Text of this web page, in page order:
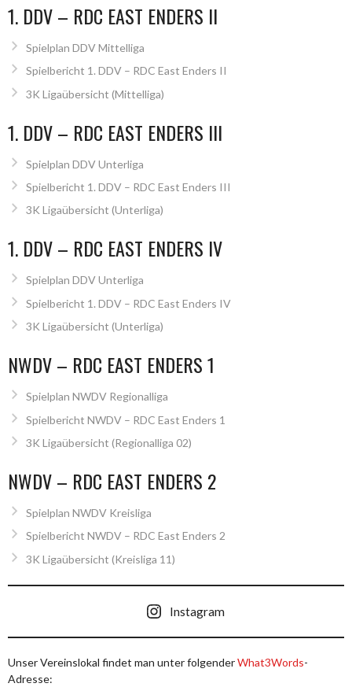
1. DDV – RDC EAST ENDERS II
Spielplan DDV Mittelliga
Spielbericht 1. DDV – RDC East Enders II
3K Ligaübersicht (Mittelliga)
1. DDV – RDC EAST ENDERS III
Spielplan DDV Unterliga
Spielbericht 1. DDV – RDC East Enders III
3K Ligaübersicht (Unterliga)
1. DDV – RDC EAST ENDERS IV
Spielplan DDV Unterliga
Spielbericht 1. DDV – RDC East Enders IV
3K Ligaübersicht (Unterliga)
NWDV – RDC EAST ENDERS 1
Spielplan NWDV Regionalliga
Spielbericht NWDV – RDC East Enders 1
3K Ligaübersicht (Regionalliga 02)
NWDV – RDC EAST ENDERS 2
Spielplan NWDV Kreisliga
Spielbericht NWDV – RDC East Enders 2
3K Ligaübersicht (Kreisliga 11)
Instagram
Unser Vereinslokal findet man unter folgenderWhat3Words-
Adresse: